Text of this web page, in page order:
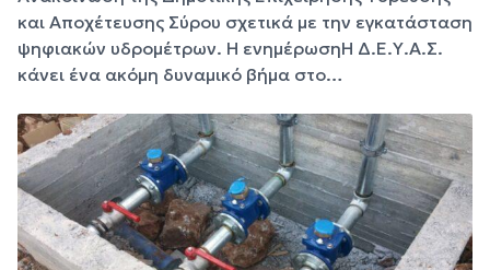
και Αποχέτευσης Σύρου σχετικά με την εγκατάσταση
ψηφιακών υδρομέτρων. Η ενημέρωσηΗ Δ.Ε.Υ.Α.Σ.
κάνει ένα ακόμη δυναμικό βήμα στο…